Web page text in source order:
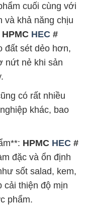
cuối cùng với
và khả năng chịu
HPMC HEC #
đất sét dẻo hơn,
nứt nẻ khi sản
có rất nhiều
khác, bao
HPMC HEC #
đặc và ổn định
sốt salad, kem,
cải thiện độ mịn
phẩm.